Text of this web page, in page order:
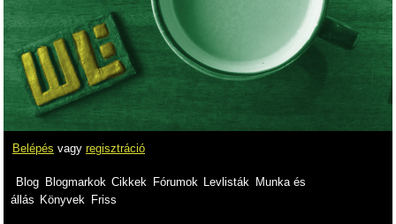
Belépés vagy regisztráció
Blog Blogmarkok Cikkek Fórumok Levlisták
Munka és
állás Könyvek Friss